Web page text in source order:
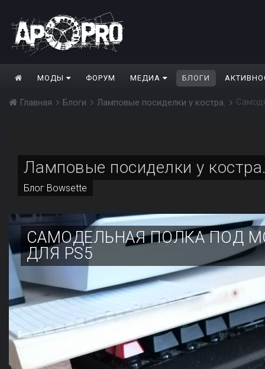
МОДЫ ФОРУМ МЕДИА БЛОГИ
Главная Блоги Ламповые посиделки у костра.
Ламповые посиделки у
Блог Bowsette
САМОДЕЛЬНАЯ ПОЛКА ПОД
ДЛЯ PS5